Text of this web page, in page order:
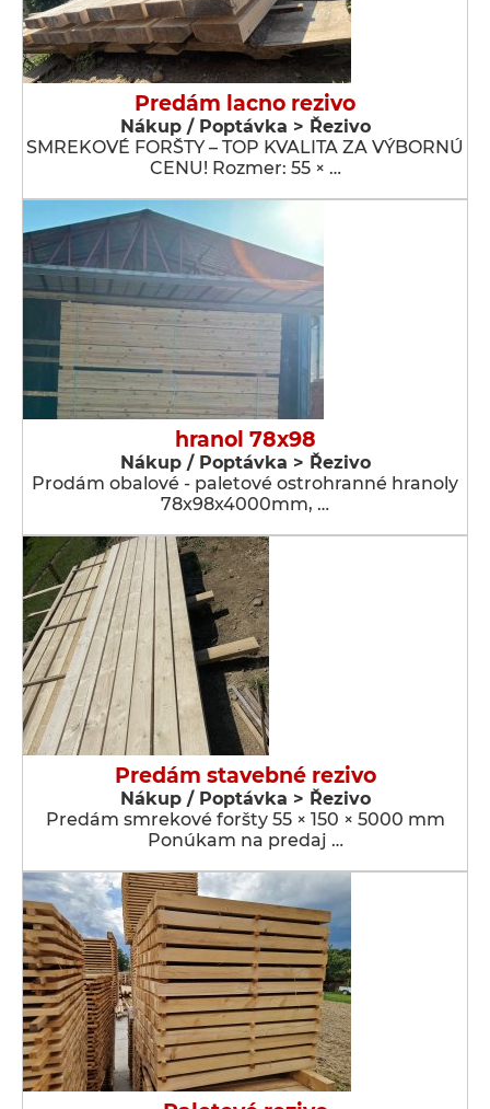
Predám lacno rezivo
Nákup / Poptávka > Řezivo
SMREKOVÉ FORŠTY – TOP KVALITA ZA VÝBORNÚ
CENU! Rozmer: 55 × …
hranol 78x98
Nákup / Poptávka > Řezivo
Prodám obalové - paletové ostrohranné hranoly
78x98x4000mm, …
Predám stavebné rezivo
Nákup / Poptávka > Řezivo
Predám smrekové foršty 55 × 150 × 5000 mm
Ponúkam na predaj …